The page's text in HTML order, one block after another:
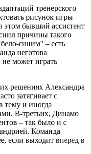
тренерского
рисунок игры
бывший ассистент
причины такого
синим" – есть
неготова
не может играть
решениях Александра
затягивает с
тему и иногда
В-третьих, Динамо
– так было и с
Команда
если выходит вперед в